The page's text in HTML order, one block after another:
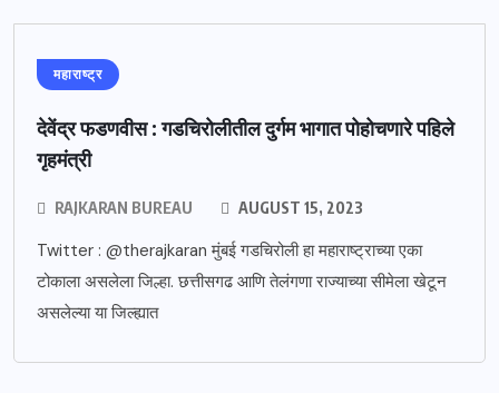
महाराष्ट्र
देवेंद्र फडणवीस : गडचिरोलीतील दुर्गम भागात पोहोचणारे पहिले
गृहमंत्री
RAJKARAN BUREAU AUGUST 15, 2023
Twitter : @therajkaran मुंबई गडचिरोली हा महाराष्ट्राच्या एका
टोकाला असलेला जिल्हा. छत्तीसगढ आणि तेलंगणा राज्याच्या सीमेला खेटून
असलेल्या या जिल्ह्यात